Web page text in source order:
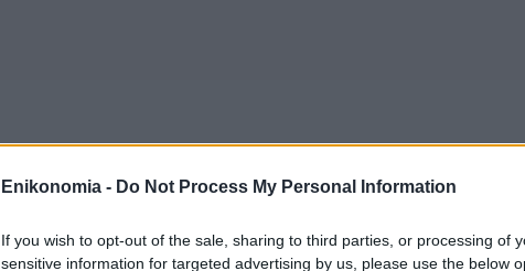
Enikonomia - Do Not Process My Personal Information
If you wish to opt-out of the sale, sharing to third parties, or processing of
sensitive information for targeted advertising by us, please use the below